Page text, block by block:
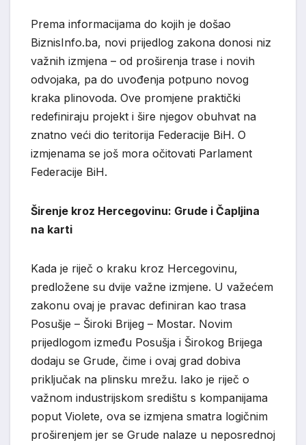
Prema informacijama do kojih je došao
BiznisInfo.ba, novi prijedlog zakona donosi niz
važnih izmjena – od proširenja trase i novih
odvojaka, pa do uvođenja potpuno novog
kraka plinovoda. Ove promjene praktički
redefiniraju projekt i šire njegov obuhvat na
znatno veći dio teritorija Federacije BiH. O
izmjenama se još mora očitovati Parlament
Federacije BiH.
Širenje kroz Hercegovinu: Grude i Čapljina
na karti
Kada je riječ o kraku kroz Hercegovinu,
predložene su dvije važne izmjene. U važećem
zakonu ovaj je pravac definiran kao trasa
Posušje – Široki Brijeg – Mostar. Novim
prijedlogom između Posušja i Širokog Brijega
dodaju se Grude, čime i ovaj grad dobiva
priključak na plinsku mrežu. Iako je riječ o
važnom industrijskom središtu s kompanijama
poput Violete, ova se izmjena smatra logičnim
proširenjem jer se Grude nalaze u neposrednoj